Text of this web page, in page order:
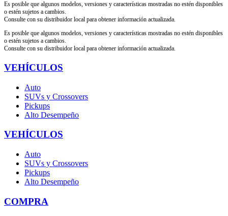
Es posible que algunos modelos, versiones y características mostradas no estén disponibles
o estén sujetos a cambios.
Consulte con su distribuidor local para obtener información actualizada.
Es posible que algunos modelos, versiones y características mostradas no estén disponibles
o estén sujetos a cambios.
Consulte con su distribuidor local para obtener información actualizada.
VEHÍCULOS
Auto
SUVs y Crossovers
Pickups
Alto Desempeño
VEHÍCULOS
Auto
SUVs y Crossovers
Pickups
Alto Desempeño
COMPRA